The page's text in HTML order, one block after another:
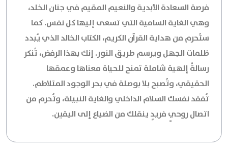
فرصة السعادة الأبدية والنعيم المقيم في جنان الخلد،
وهي الغاية السامية التي تسعى إليها كل نفس. كما
ستُحرم من هداية القرآن الكريم، الكتاب الخالد الذي يُبدد
ظلمات الجهل ويرسم طريق النور. إنك بهذا الرفض، تُنكر
رسالةً إلهية شاملة تمنح للحياة معناها وعمقها
الحقيقي، وتُصبح بلا بوصلة في بحر الوجود المتلاطم.
تُفقد نفسك السلام الداخلي والغاية النبيلة، وتُحرم من
اتصال روحيٍ فريدٍ ينقلك من الضياع إلى اليقين.